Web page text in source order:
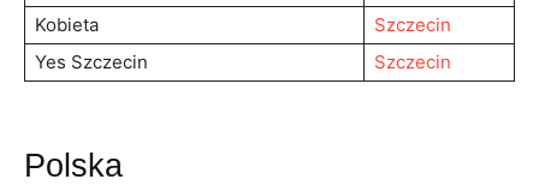
Kobieta
Szczecin
Yes Szczecin
Szczecin
Polska